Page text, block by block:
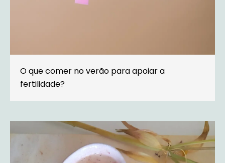
O que comer no verão para apoiar a
fertilidade?